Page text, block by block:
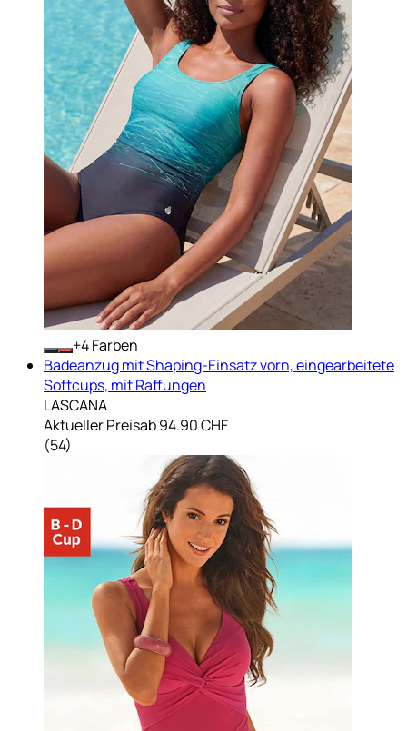
+ Farben
Badeanzug mit Shaping-Einsatz vorn, eingearbeitete
Softcups, mit Raffungen
LASCANA
Aktueller Preisab94.90 CHF
(54)